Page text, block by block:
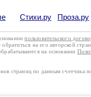
Стихи.ру Проза.ру
пользовательского
на его авторской
на основании
страниц по данным счетчика